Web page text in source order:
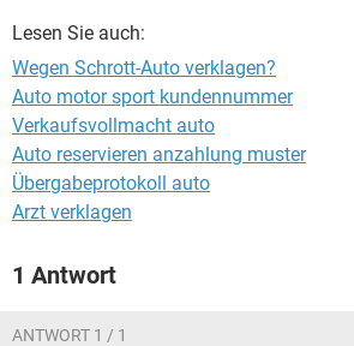
Lesen Sie auch:
Wegen Schrott-Auto verklagen?
Auto motor sport kundennummer
Verkaufsvollmacht auto
Auto reservieren anzahlung muster
Übergabeprotokoll auto
Arzt verklagen
1 Antwort
ANTWORT 1 / 1